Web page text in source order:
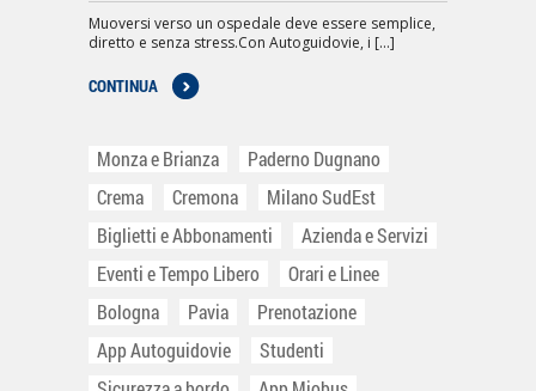
Muoversi verso un ospedale deve essere semplice,
diretto e senza stress.Con Autoguidovie, i [...]
CONTINUA
Monza e Brianza
Paderno Dugnano
Crema
Cremona
Milano SudEst
Biglietti e Abbonamenti
Azienda e Servizi
Eventi e Tempo Libero
Orari e Linee
Bologna
Pavia
Prenotazione
App Autoguidovie
Studenti